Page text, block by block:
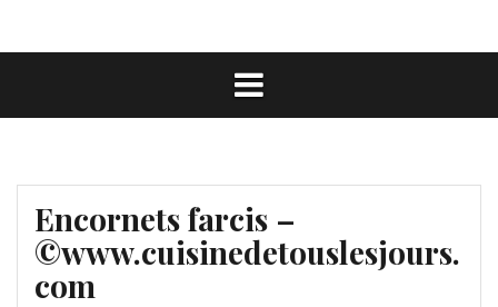
Encornets farcis –
©www.cuisinedetouslesjours.
com